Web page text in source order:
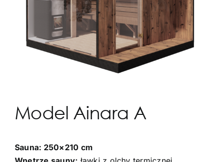
Model Ainara A
Sauna: 250×210 cm